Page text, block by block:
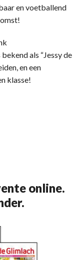
en voetballend
als “Jessy de
en een
klasse!
online.